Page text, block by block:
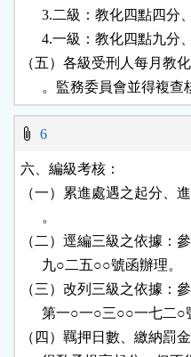
3.二級：教化四點四
4.一級：教化四點九
（五）各級受刑人每月教
。監務委員會並得複查
6
六、編級考核：
（一）累進處遇之起分、
      。
（二）逕編三級之依據：
      九○二五○○號函辦理。
（三）改列三級之依據：
第一○一○三○○一七二○
（四）羈押日數、繳納罰